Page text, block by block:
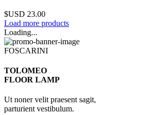
$USD 23.00
Load more products
Loading...
FOSCARINI
TOLOMEO
FLOOR LAMP
Ut noner velit praesent sagit,
parturient vestibulum.